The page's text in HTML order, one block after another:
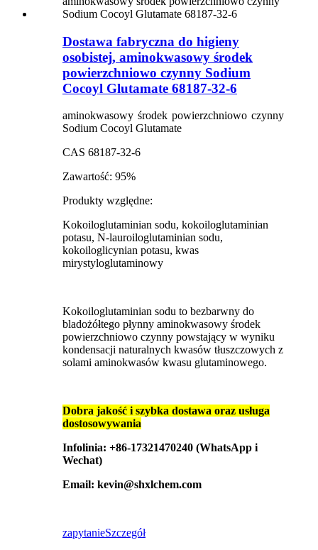
Dostawa fabryczna do higieny
osobistej, aminokwasowy środek
powierzchniowo czynny Sodium
Cocoyl Glutamate 68187-32-6
aminokwasowy środek powierzchniowo czynny
Sodium Cocoyl Glutamate
CAS 68187-32-6
Zawartość: 95%
Produkty względne:
Kokoiloglutaminian sodu, kokoiloglutaminian
potasu, N-lauroiloglutaminian sodu,
kokoiloglicynian potasu, kwas
mirystyloglutaminowy
Kokoiloglutaminian sodu to bezbarwny do
bladożółtego płynny aminokwasowy środek
powierzchniowo czynny powstający w wyniku
kondensacji naturalnych kwasów tłuszczowych z
solami aminokwasów kwasu glutaminowego.
Dobra jakość i szybka dostawa oraz usługa
dostosowywania
Infolinia: +86-17321470240 (WhatsApp i
Wechat)
Email: kevin@shxlchem.com
zapytanieSzczegół